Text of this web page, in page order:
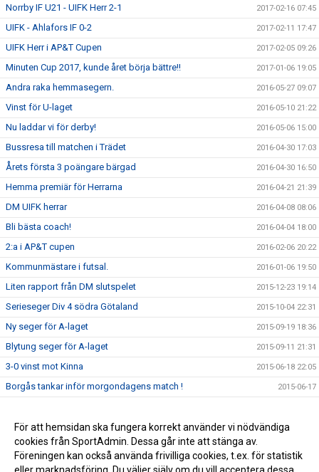
Norrby IF U21 - UIFK Herr 2-1 2017-02-16 07:45
UIFK - Ahlafors IF 0-2 2017-02-11 17:47
UIFK Herr i AP&T Cupen 2017-02-05 09:26
Minuten Cup 2017, kunde året börja bättre!! 2017-01-06 19:05
Andra raka hemmasegern. 2016-05-27 09:07
Vinst för U-laget 2016-05-10 21:22
Nu laddar vi för derby! 2016-05-06 15:00
Bussresa till matchen i Trädet 2016-04-30 17:03
Årets första 3 poängare bärgad 2016-04-30 16:50
Hemma premiär för Herrarna 2016-04-21 21:39
DM UIFK herrar 2016-04-08 08:06
Bli bästa coach! 2016-04-04 18:00
2:a i AP&T cupen 2016-02-06 20:22
Kommunmästare i futsal. 2016-01-06 19:50
Liten rapport från DM slutspelet 2015-12-23 19:14
Serieseger Div 4 södra Götaland 2015-10-04 22:31
Ny seger för A-laget 2015-09-19 18:36
Blytung seger för A-laget 2015-09-11 21:31
3-0 vinst mot Kinna 2015-06-18 22:05
Borgås tankar inför morgondagens match ! 2015-06-17
Stabil 3-0 seger mot Skene 2015-05-20 22:07
Derbyvinst mot Gällstad! 2015-05-07 22:26
För att hemsidan ska fungera korrekt använder vi nödvändiga
cookies från SportAdmin. Dessa går inte att stänga av.
Föreningen kan också använda frivilliga cookies, t.ex. för statistik